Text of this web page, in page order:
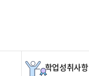
학업성취사항